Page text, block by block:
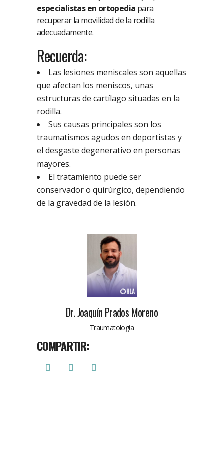
especialistas en ortopedia para
recuperar la movilidad de la rodilla
adecuadamente.
Recuerda:
Las lesiones meniscales son aquellas
que afectan los meniscos, unas
estructuras de cartílago situadas en la
rodilla.
Sus causas principales son los
traumatismos agudos en deportistas y
el desgaste degenerativo en personas
mayores.
El tratamiento puede ser
conservador o quirúrgico, dependiendo
de la gravedad de la lesión.
Dr. Joaquín Prados Moreno
Traumatología
COMPARTIR: